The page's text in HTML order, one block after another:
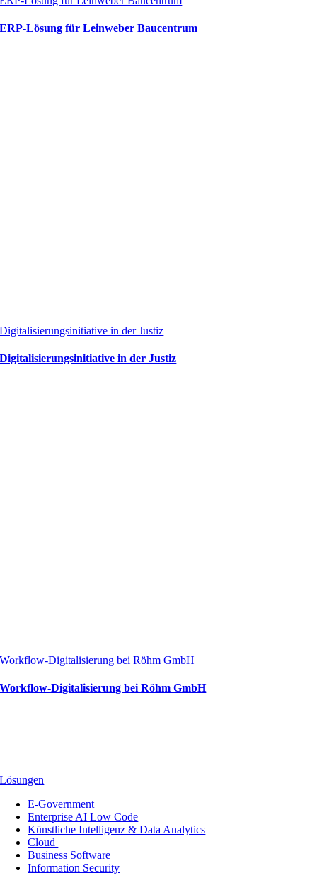
ERP-Lösung für Leinweber Baucentrum
Digitalisierungsinitiative in der Justiz
Digitalisierungsinitiative in der Justiz
Workflow-Digitalisierung bei Röhm GmbH
Workflow-Digitalisierung bei Röhm GmbH
Lösungen
E-Government
Enterprise AI Low Code
Künstliche Intelligenz & Data Analytics
Cloud
Business Software
Information Security